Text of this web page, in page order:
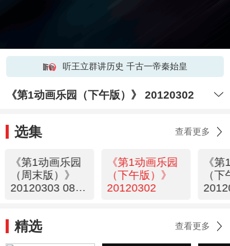
听王立群讲历史 千古一帝秦始皇
《第1动画乐园（下午版）》 20120302
选集 查看更多
《第1动画乐园
（周末版）》
20120303 08：
《第1动画乐园
（下午版）》
20120302
《
（
精选 查看更多